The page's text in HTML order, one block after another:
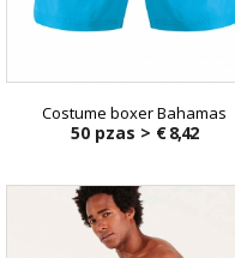
Costume boxer Bahamas
50 pzas > € 8,42